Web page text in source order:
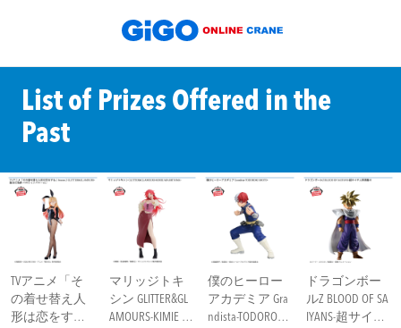
List of Prizes Offered in the
Past
TVアニメ「そ
の着せ替え人
形は恋をす
マリッジトキ
シン GLITTER&GL
AMOURS-KIMIE A
僕のヒーロー
アカデミア Gra
ndista-TODOROKI
ドラゴンボー
ルZ BLOOD OF SA
IYANS-超サイヤ